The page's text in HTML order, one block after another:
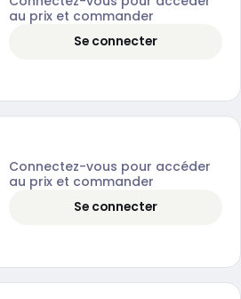
au prix et commander
Se connecter
Connectez-vous pour accéder
au prix et commander
Se connecter